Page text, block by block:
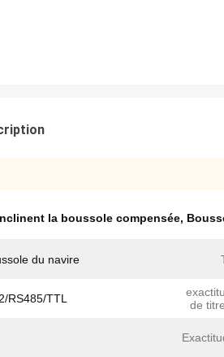
la boussole compensée,
du navire
RS485/TTL
de